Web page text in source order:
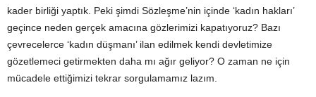
kader birliği yaptık. Peki şimdi Sözleşme’nin içinde ‘kadın hakları’
geçince neden gerçek amacına gözlerimizi kapatıyoruz? Bazı
çevrecelerce ‘kadın düşmanı’ ilan edilmek kendi devletimize
gözetlemeci getirmekten daha mı ağır geliyor? O zaman ne için
mücadele ettiğimizi tekrar sorgulamamız lazım.